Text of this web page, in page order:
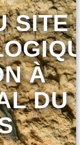
SITE
À
DU